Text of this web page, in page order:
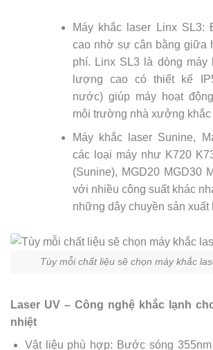
Máy khắc laser Linx SL3:
cao nhờ sự cân bằng giữa
phí. Linx SL3 là dòng máy
lượng cao có thiết kế
nước) giúp máy hoạt
môi trường nhà xưởng khắc
Máy khắc laser Sunine,
các loại máy như K720
(Sunine), MGD20 MGD30
với nhiều công suất khác
những dây chuyền sản xuất
Tùy mỗi chất liệu sẽ chọn máy khắc
Laser UV – Công nghệ khắc lạnh
nhiệt
Vật liệu phù hợp: Bước sóng 355nm